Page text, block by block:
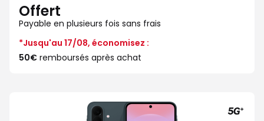
Offert
Payable en plusieurs fois sans frais
*Jusqu'au 17/08, économisez :
50€ remboursés après achat